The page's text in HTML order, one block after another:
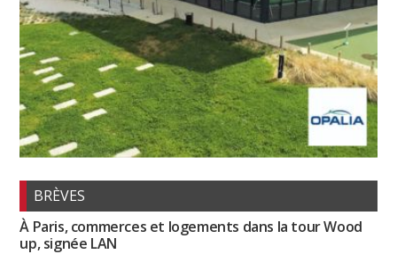
BRÈVES
À Paris, commerces et logements dans la tour Wood
up, signée LAN